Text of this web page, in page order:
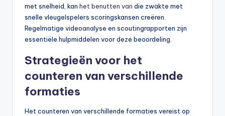
met snelheid, kan het benutten van die zwakte met
snelle vleugelspelers scoringskansen creëren.
Regelmatige videoanalyse en scoutingrapporten zijn
essentiële hulpmiddelen voor deze beoordeling.
Strategieën voor het
counteren van verschillende
formaties
Het counteren van verschillende formaties vereist op